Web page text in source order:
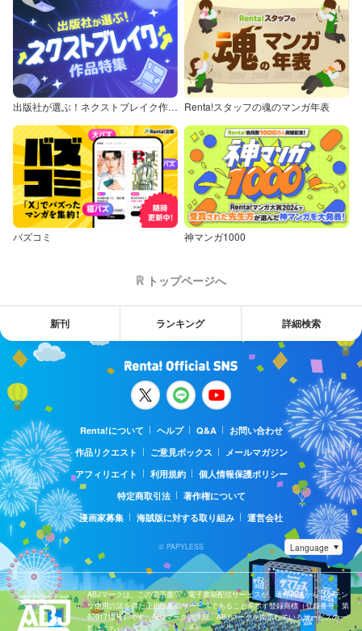
出版社が選ぶ！ネクストブレイク作品特集 Renta!スタッフの魂のマンガ年表
バズコミ 神マンガ1000
トップページへ
新刊 ランキング 詳細検索
Renta!について ヘルプ Q&A
お問い合わせ
作品リクエスト
ご意見ボックス
メールマガジン
アフィリエイト
利用規約
個人情報保護ポリシー
特定商取引法
著作権について
漫画家募集
海賊版に対する取り組み 運営会社
© PAPYLESS
ABJマークは、この電子書店・電子書籍配信サービスが、著作権者からコンテン
ツ使用許諾を得た正規版配信サービスであることを示す登録商標（登録番号 第
6091713号）です。ABJマークの詳細、ABJマークを掲示しているサービスの一
覧はこちら。